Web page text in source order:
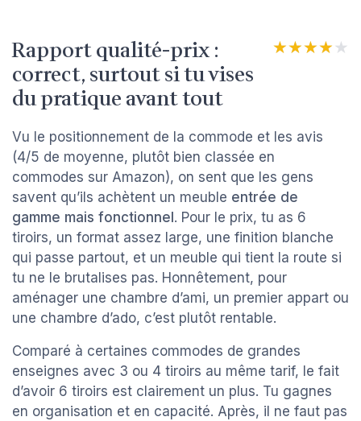
Rapport qualité-prix :
correct, surtout si tu vises
du pratique avant tout
★★★★★
★★★★★
Vu le positionnement de la commode et les avis
(4/5 de moyenne, plutôt bien classée en
commodes sur Amazon), on sent que les gens
savent qu’ils achètent un meuble entrée de
gamme mais fonctionnel . Pour le prix, tu as 6
tiroirs, un format assez large, une finition blanche
qui passe partout, et un meuble qui tient la route si
tu ne le brutalises pas. Honnêtement, pour
aménager une chambre d’ami, un premier appart ou
une chambre d’ado, c’est plutôt rentable.
Comparé à certaines commodes de grandes
enseignes avec 3 ou 4 tiroirs au même tarif, le fait
d’avoir 6 tiroirs est clairement un plus. Tu gagnes
en organisation et en capacité. Après, il ne faut pas